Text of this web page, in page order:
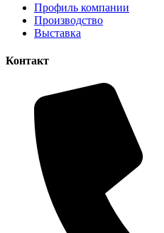
Профиль компании
Производство
Выставка
Контакт